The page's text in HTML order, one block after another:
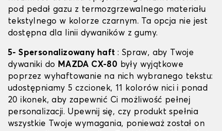
pod pedał gazu z termozgrzewalnego materiału
tekstylnego w kolorze czarnym. Ta opcja nie jest
dostępna dla linii dywaników z gumy.
5- Spersonalizowany haft : Spraw, aby Twoje
dywaniki do MAZDA CX-80 były wyjątkowe
poprzez wyhaftowanie na nich wybranego tekstu:
udostępniamy 5 czcionek, 11 kolorów nici i ponad
20 ikonek, aby zapewnić Ci możliwość pełnej
personalizacji. Upewnij się, czy produkt spełnia
wszystkie Twoje wymagania, ponieważ został on